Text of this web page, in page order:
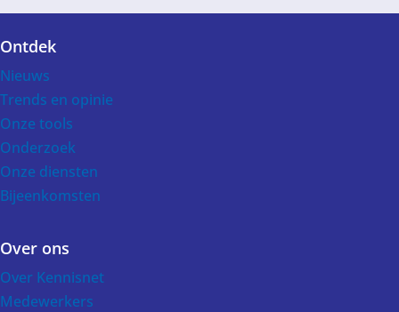
Voet
Ontdek
Nieuws
Trends en opinie
Onze tools
Onderzoek
Onze diensten
Bijeenkomsten
Over ons
Over Kennisnet
Medewerkers